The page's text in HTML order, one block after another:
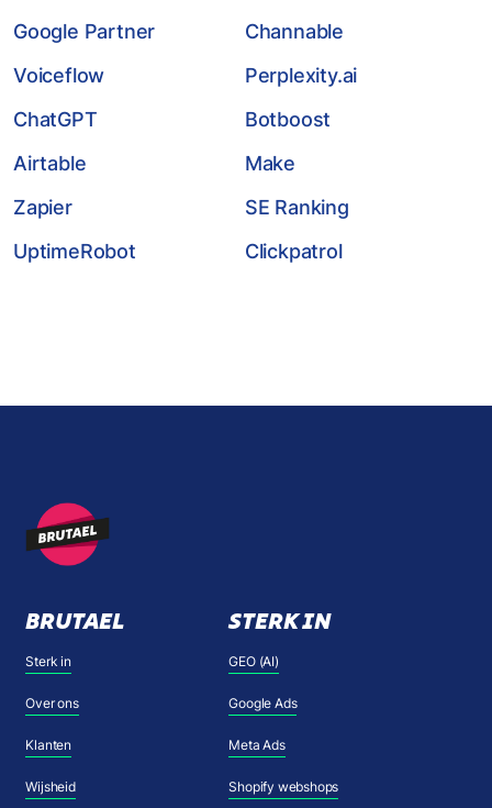
Google Partner
Channable
Voiceflow
Perplexity.ai
ChatGPT
Botboost
Airtable
Make
Zapier
SE Ranking
UptimeRobot
Clickpatrol
BRUTAEL
Sterk in
Over ons
Klanten
Wijsheid
STERK IN
GEO (AI)
Google Ads
Meta Ads
Shopify webshops